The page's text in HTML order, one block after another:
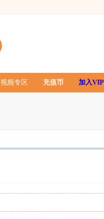
视频专区 充值币 加入VIP